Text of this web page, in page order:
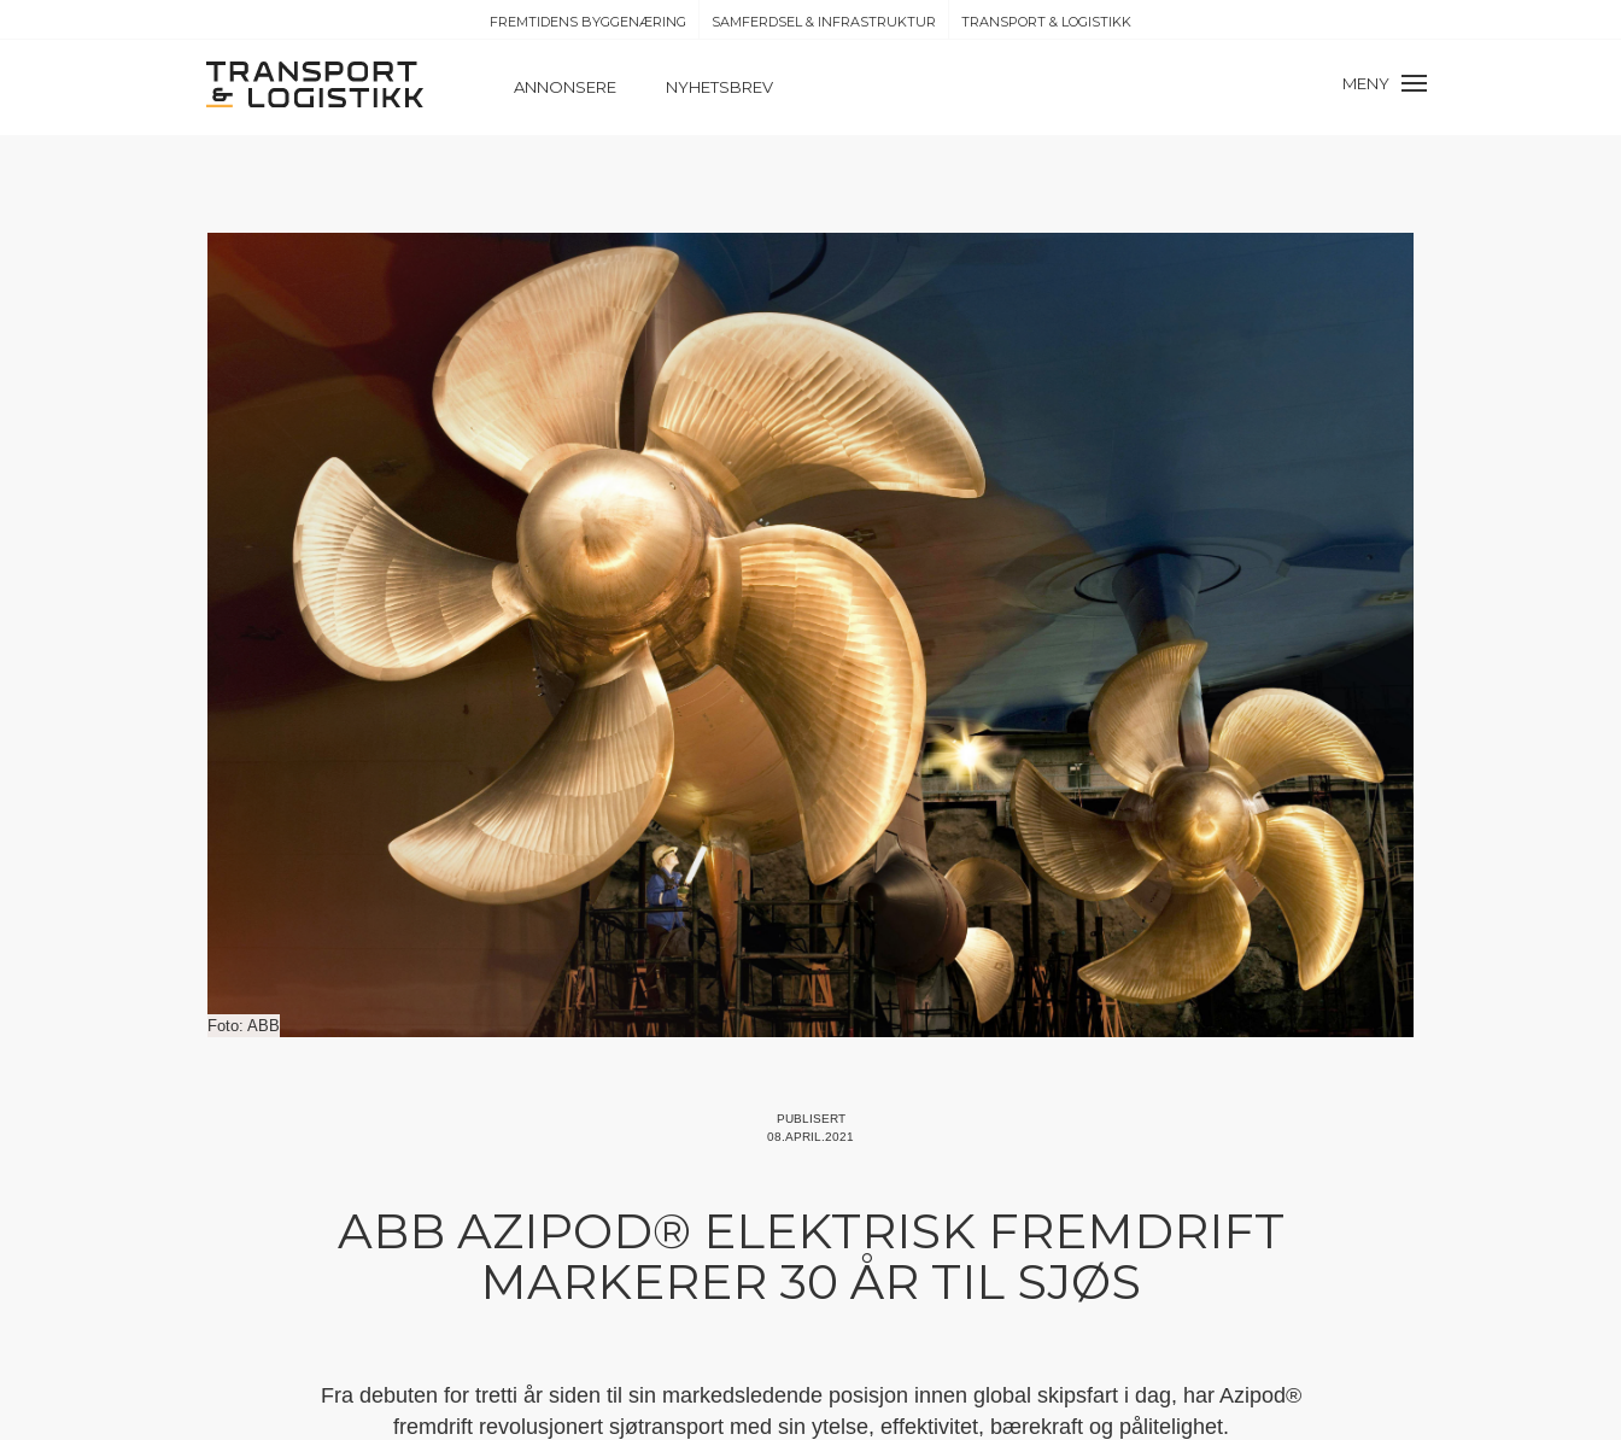
FREMTIDENS BYGGENÆRING SAMFERDSEL & INFRASTRUKTUR TRANSPORT & LOGISTIKK
ANNONSERE NYHETSBREV MENY
Foto: ABB
PUBLISERT
08.APRIL.2021
ABB AZIPOD® ELEKTRISK FREMDRIFT
MARKERER 30 ÅR TIL SJØS
Fra debuten for tretti år siden til sin markedsledende posisjon innen global skipsfart i dag, har Azipod®
fremdrift revolusjonert sjøtransport med sin ytelse, effektivitet, bærekraft og pålitelighet.